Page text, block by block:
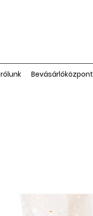
rólunk Bevásárlóközpont